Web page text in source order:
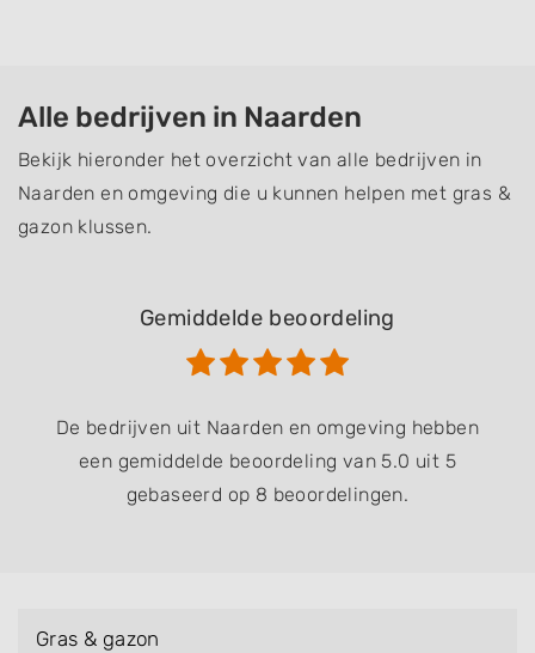
Alle bedrijven in Naarden
Bekijk hieronder het overzicht van alle bedrijven in
Naarden en omgeving die u kunnen helpen met gras &
gazon klussen.
Gemiddelde beoordeling
De bedrijven uit Naarden en omgeving hebben
een gemiddelde beoordeling van 5.0 uit 5
gebaseerd op 8 beoordelingen.
Gras & gazon